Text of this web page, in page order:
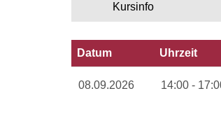
Kursinfo
zum
Datum Uhrzeit
08.09.2026 14:00 -